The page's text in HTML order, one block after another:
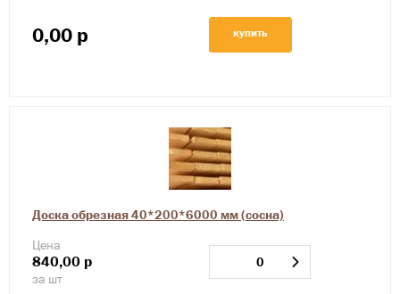
0,00 р купить
Доска обрезная 40*200*6000 мм (сосна)
Цена
840,00 р
за шт